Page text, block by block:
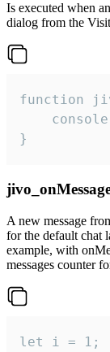
Is executed when
dialog from the
function
}
A new message
for the default chat
example, with
messages counter
let i = 1;